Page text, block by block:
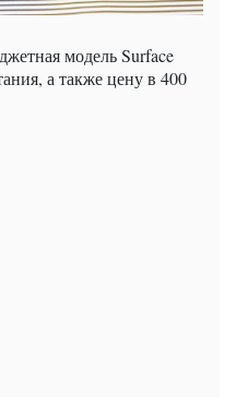
модель Surface
а также цену в 400